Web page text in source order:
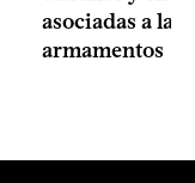
asociadas a la
armamentos